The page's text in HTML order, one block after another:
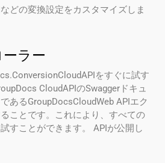
どの変換設定をカスタマイズしま
ラー
をすぐに試す
CloudAPIのSwaggerドキュ
あるGroupDocsCloudWeb APIエク
ことです。これにより、すべての
すことができます。 APIが公開し